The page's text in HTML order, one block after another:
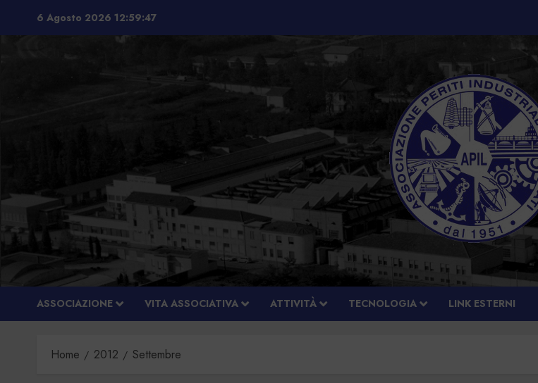
6 Agosto 2026 12:59:47
ASSOCIAZIONE VITA ASSOCIATIVA ATTIVITÀ TECNOLOGIA LINK ESTERNI
Home 2012 Settembre